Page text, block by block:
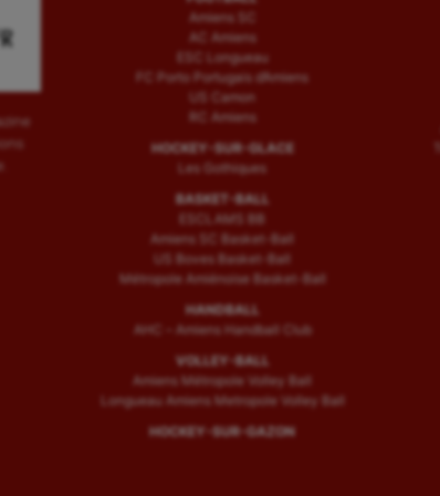
Amiens SC
AC Amiens
ESC Longueau
FC Porto Portugais d’Amiens
US Camon
RC Amiens
HOCKEY-SUR-GLACE
Les Gothiques
BASKET-BALL
ESCLAMS BB
Amiens SC Basket-Ball
US Boves Basket-Ball
Métropole Amiénoise Basket-Ball
HANDBALL
AHC – Amiens Handball Club
VOLLEY-BALL
Amiens Métropole Volley Ball
Longueau Amiens Metropole Volley Ball
HOCKEY-SUR-GAZON